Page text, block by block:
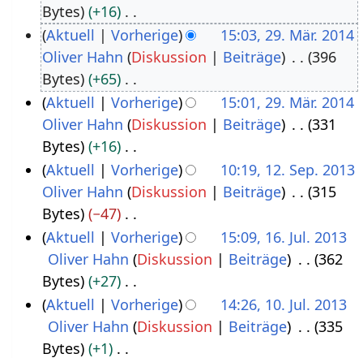
J
u
2
6
Bytes
+16
K
e
i
n
e
B
e
a
r
b
e
i
t
u
n
0
Aktuell Vorherige
15:03, 29. Mär. 2014
Oliver Hahn Diskussion Beiträge
396
Bytes
+65
K
e
i
n
e
B
e
a
r
b
e
i
Aktuell Vorherige
15:01, 29. Mär. 2014
Oliver Hahn Diskussion Beiträge
331
Bytes
+16
K
e
i
n
B
e
a
r
p
Aktuell Vorherige
10:19, 12. Sep. 2013
Oliver Hahn Diskussion Beiträge
315
Bytes
−47
K
i
n
B
Aktuell Vorherige
15:09, 16. Jul. 2013
Oliver Hahn Diskussion Beiträge
362
Bytes
+27
K
i
Aktuell Vorherige
14:26, 10. Jul. 2013
Oliver Hahn Diskussion Beiträge
335
Bytes
+1